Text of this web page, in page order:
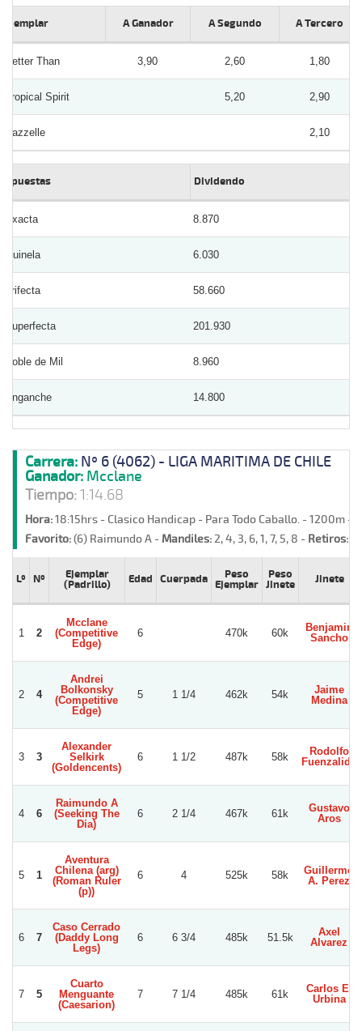
Ejemplar A Ganador A Segundo A Tercero
Better Than 3,90 2,60 1,80
Tropical Spirit 5,20 2,90
Pazzelle 2,10
Apuestas Dividendo
Exacta 8.870
Quinela 6.030
Trifecta 58.660
Superfecta 201.930
Doble de Mil 8.960
Enganche 14.800
Carrera: Nº 6 (4062) - LIGA MARITIMA DE CHILE
Ganador: Mcclane
Tiempo:1:14.68
Hora:18:15hrs - Clasico Handicap - Para Todo Caballo. - 1200m -
Favorito:(6) Raimundo A - Mandiles:2, 4, 3, 6, 1, 7, 5, 8 - Retiros:
Lº Nº
Ejemplar
(Padrillo)
Edad Cuerpada
Peso
Ejemplar
Peso
Jinete
Jinete
1 2
Mcclane
(Competitive
Edge)
6 470k 60k
Benjamin
Sancho
2 4
Andrei
Bolkonsky
(Competitive
Edge)
5 1 1/4 462k 54k
Jaime
Medina
3 3
Alexander
Selkirk
(Goldencents)
6 1 1/2 487k 58k
Rodolfo
Fuenzalida
4 6
Raimundo A
(Seeking The
Dia)
6 2 1/4 467k 61k
Gustavo
Aros
5 1
Aventura
Chilena (arg)
(Roman Ruler
(p))
6 4 525k 58k
Guillermo
A. Perez
6 7
Caso Cerrado
(Daddy Long
Legs)
6 6 3/4 485k 51.5k
Axel
Alvarez
7 5
Cuarto
Menguante
(Caesarion)
7 7 1/4 485k 61k
Carlos E.
Urbina